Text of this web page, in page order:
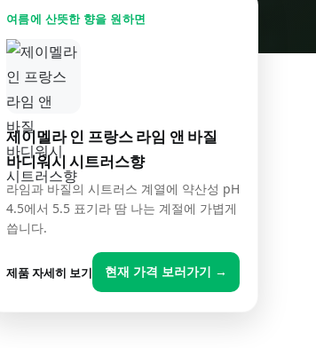
여름에 산뜻한 향을 원하면
제이멜라 인 프랑스 라임 앤 바질
바디워시 시트러스향
라임과 바질의 시트러스 계열에 약산성 pH
4.5에서 5.5 표기라 땀 나는 계절에 가볍게
씁니다.
제품 자세히 보기 현재 가격 보러가기 →